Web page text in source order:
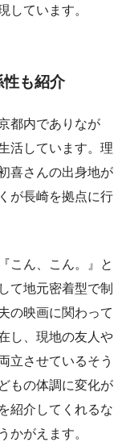
しています。
も紹介
都内でありなが
活しています。理
喜さんの出身地が
が長崎を拠点に行
こん、こん。』と
て地元密着型で制
の映画に関わって
し、現地の友人や
立させているそう
もの体調に変化が
紹介してくれるな
かがえます。